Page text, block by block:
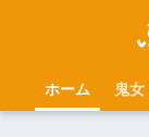
ホーム 鬼